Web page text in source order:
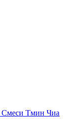
Смеси Тмин Чиа